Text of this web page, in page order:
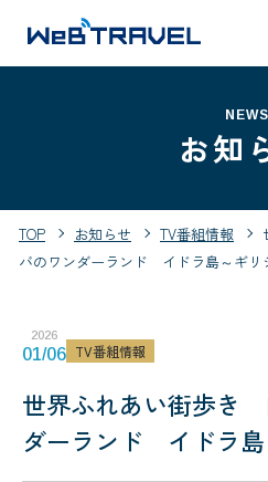
NEWS
お知
TOP お知らせ TV番組情報
バのワンダーランド イドラ島～ギリ
2026
01/06 TV番組情報
世界ふれあい街歩き
ダーランド イドラ島